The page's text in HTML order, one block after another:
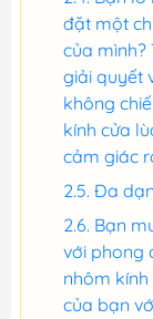
đặt một
của mình?
giải quyết
không
kính cửa
cảm giác
Đa
Bạn
với phong
nhôm
của bạn